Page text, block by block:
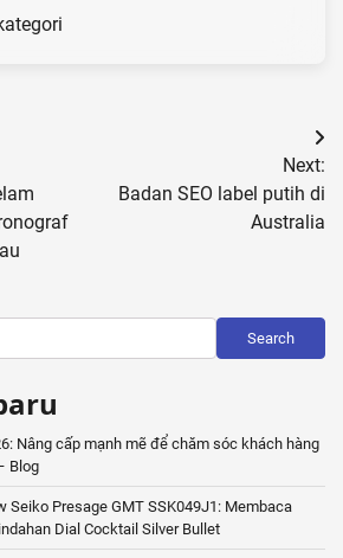
Next:
Badan SEO label putih di
Australia
Search
Nâng cấp mạnh mẽ để chăm sóc khách hàng
Blog
Seiko Presage GMT SSK049J1: Membaca
Dial Cocktail Silver Bullet